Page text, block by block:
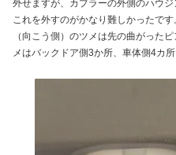
外せますが、カプラーの外側のハウ
これを外すのがかなり難しかったで
（向こう側）のツメは先の曲がった
メはバックドア側3か所、車体側4カ所